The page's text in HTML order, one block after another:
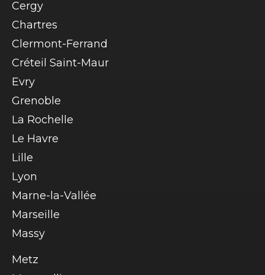
Cergy
Chartres
Clermont-Ferrand
Créteil Saint-Maur
Evry
Grenoble
La Rochelle
Le Havre
Lille
Lyon
Marne-la-Vallée
Marseille
Massy
Metz